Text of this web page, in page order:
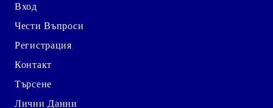
Вход
Чести Въпроси
Регистрация
Контакт
Търсене
Лични Данни